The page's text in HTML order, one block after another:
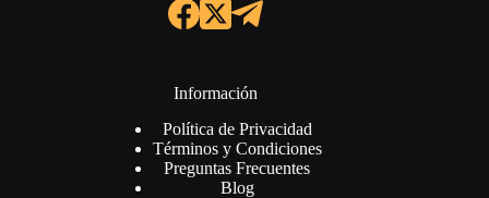
Información
Política de Privacidad
Términos y Condiciones
Preguntas Frecuentes
Blog